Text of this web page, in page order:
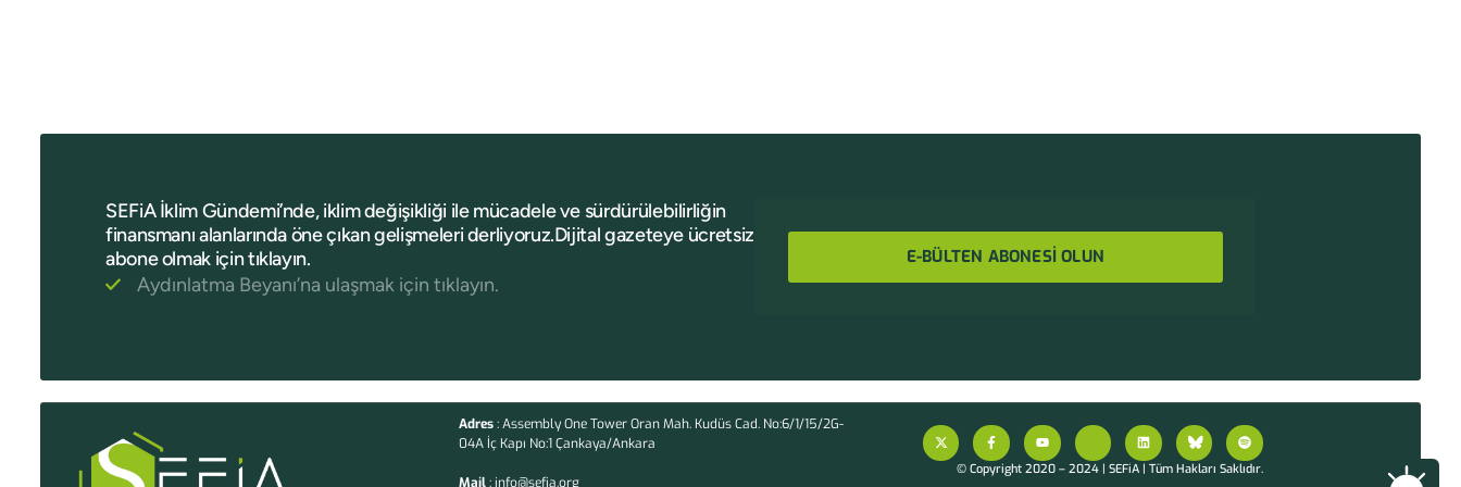
SEFiA İklim Gündemi’nde, iklim değişikliği ile mücadele ve sürdürülebilirliğin
finansmanı alanlarında öne çıkan gelişmeleri derliyoruz.Dijital gazeteye ücretsiz
abone olmak için tıklayın.
Aydınlatma Beyanı’na ulaşmak için tıklayın.
E-BÜLTEN ABONESİ OLUN
Adres: Assembly One Tower Oran Mah. Kudüs Cad. No:6/1/15/2G-
04A İç Kapı No:1 Çankaya/Ankara
Mail: info@sefia.org
© Copyright 2020 – 2024 | SEFiA | Tüm Hakları Saklıdır.